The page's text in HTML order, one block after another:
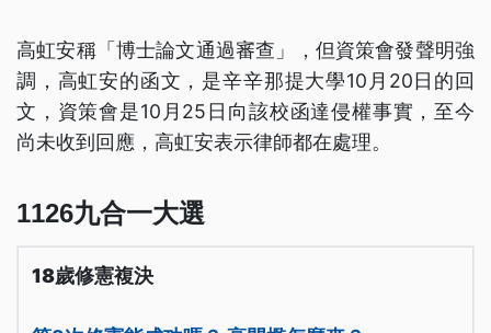
高虹安稱「博士論文通過審查」，但資策會發聲明強
調，高虹安的函文，是辛辛那提大學10月20日的回
文，資策會是10月25日向該校函達侵權事實，至今
尚未收到回應，高虹安表示律師都在處理。
1126九合一大選
18歲修憲複決